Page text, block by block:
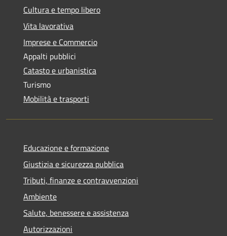
Cultura e tempo libero
Vita lavorativa
Imprese e Commercio
Appalti pubblici
Catasto e urbanistica
Turismo
Mobilità e trasporti
Educazione e formazione
Giustizia e sicurezza pubblica
Tributi, finanze e contravvenzioni
Ambiente
Salute, benessere e assistenza
Autorizzazioni